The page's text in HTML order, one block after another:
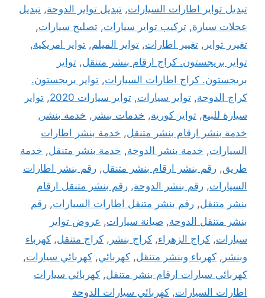
تبديل تواير اطارات السيارات, تبديل تواير الدوحة, تبديل
عجلات سيارة, تركيب تواير سيارات, تصليح سيارات,
تغيرر تواير , تغيير اطارات, تواير الميلم, تواير امريكية,
تواير بريجستون. كراج ارقام بنشر متنقل, تواير
بريجستون. كراج اطارات السيارات, تواير بريجستون.
كراج الدوحة, تواير سيارات, تواير سيارات 2020 , تواير
سيارة للبيع, تواير كورية, خدمات بنشر , خدمة بنشر ,
خدمة بنشر ارقام بنشر متنقل, خدمة بنشر اطارات
السيارات, خدمة بنشر الدوحة, خدمة بنشر متنقل, خدمة
طريق, رقم بنشر ارقام بنشر متنقل, رقم بنشر اطارات
السيارات, رقم بنشر الدوحة, رقم بنشر متنقل ارقام
بنشر متنقل, رقم بنشر متنقل اطارات السيارات, رقم
بنشر متنقل الدوحة, صيانة سيارات, عروض تواير
سيارات, كراج الزهراء, كراج بنشر , كراج متنقل, كهرباء
وبنشر , كهرباء وبنشر متنقل, كهربائي, كهربائي سيارات,
كهربائي سيارات ارقام بنشر متنقل, كهربائي سيارات
اطارات السيارات, كهربائي سيارات الدوحة